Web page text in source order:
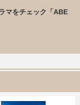
マをチェック「ABE